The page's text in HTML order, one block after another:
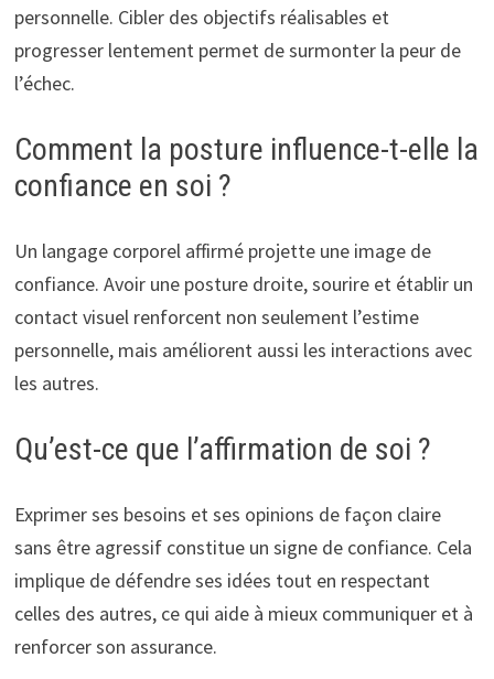
personnelle. Cibler des objectifs réalisables et
progresser lentement permet de surmonter la peur de
l’échec.
Comment la posture influence-t-elle la
confiance en soi ?
Un langage corporel affirmé projette une image de
confiance. Avoir une posture droite, sourire et établir un
contact visuel renforcent non seulement l’estime
personnelle, mais améliorent aussi les interactions avec
les autres.
Qu’est-ce que l’affirmation de soi ?
Exprimer ses besoins et ses opinions de façon claire
sans être agressif constitue un signe de confiance. Cela
implique de défendre ses idées tout en respectant
celles des autres, ce qui aide à mieux communiquer et à
renforcer son assurance.